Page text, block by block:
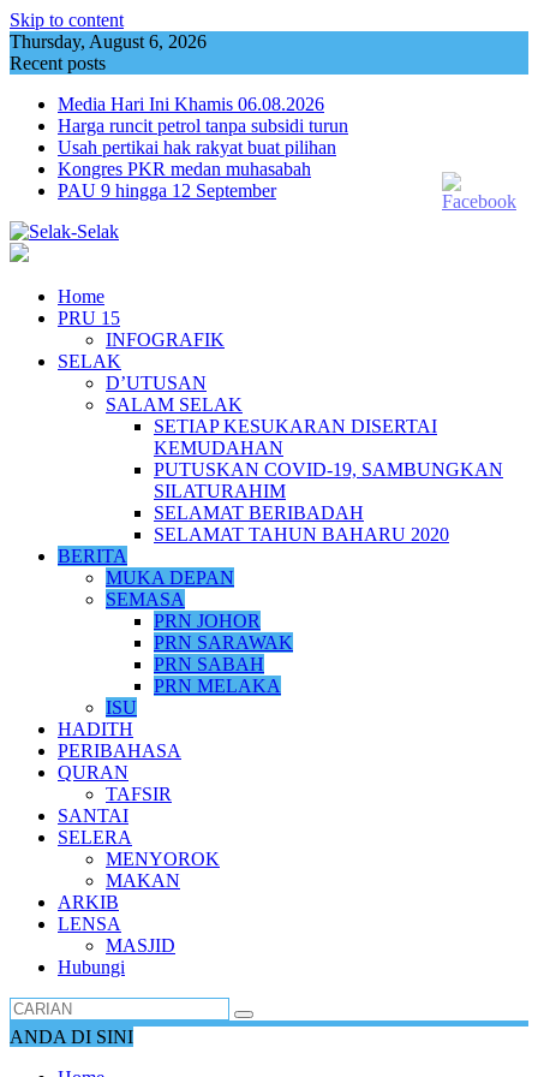
Skip to content
Thursday, August 6, 2026
Recent posts
Media Hari Ini Khamis 06.08.2026
Harga runcit petrol tanpa subsidi turun
Usah pertikai hak rakyat buat pilihan
Kongres PKR medan muhasabah
PAU 9 hingga 12 September
Home
PRU 15
INFOGRAFIK
SELAK
D’UTUSAN
SALAM SELAK
SETIAP KESUKARAN DISERTAI
KEMUDAHAN
PUTUSKAN COVID-19, SAMBUNGKAN
SILATURAHIM
SELAMAT BERIBADAH
SELAMAT TAHUN BAHARU 2020
BERITA
MUKA DEPAN
SEMASA
PRN JOHOR
PRN SARAWAK
PRN SABAH
PRN MELAKA
ISU
HADITH
PERIBAHASA
QURAN
TAFSIR
SANTAI
SELERA
MENYOROK
MAKAN
ARKIB
LENSA
MASJID
Hubungi
ANDA DI SINI